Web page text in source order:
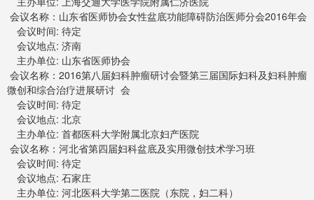
会议名称：山东省医师协会女性盆底功能障碍防治医师分会2016年会
会议时间: 待定
会议地点: 济南
主办单位: 山东省医师协会
会议名称：2016第八届妇科肿瘤研讨会暨第三届国际妇科及妇科肿瘤
微创和综合治疗进展研讨 会
会议时间: 待定
会议地点: 北京
主办单位: 首都医科大学附属北京妇产医院
会议名称：河北省第四届妇科盆底及实用微创技术学习班
会议时间: 待定
会议地点: 石家庄
主办单位: 河北医科大学第二医院（东院，妇二科）